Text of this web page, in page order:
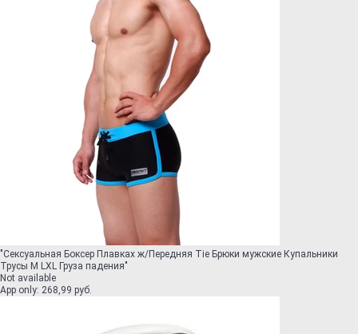
"Сексуальная Боксер Плавках ж/Передняя Tie Брюки мужские Купальники
Трусы М LXL Груза падения"
Not available
App only: 268,99 руб.